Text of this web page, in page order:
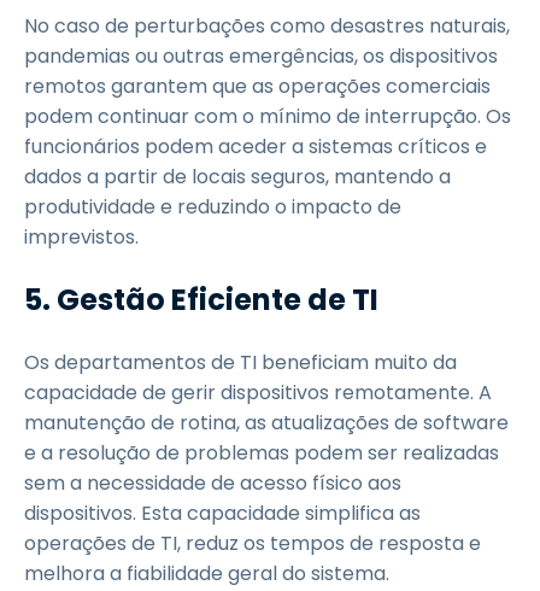
No caso de perturbações como desastres naturais,
pandemias ou outras emergências, os dispositivos
remotos garantem que as operações comerciais
podem continuar com o mínimo de interrupção. Os
funcionários podem aceder a sistemas críticos e
dados a partir de locais seguros, mantendo a
produtividade e reduzindo o impacto de
imprevistos.
5. Gestão Eficiente de TI
Os departamentos de TI beneficiam muito da
capacidade de gerir dispositivos remotamente. A
manutenção de rotina, as atualizações de software
e a resolução de problemas podem ser realizadas
sem a necessidade de acesso físico aos
dispositivos. Esta capacidade simplifica as
operações de TI, reduz os tempos de resposta e
melhora a fiabilidade geral do sistema.